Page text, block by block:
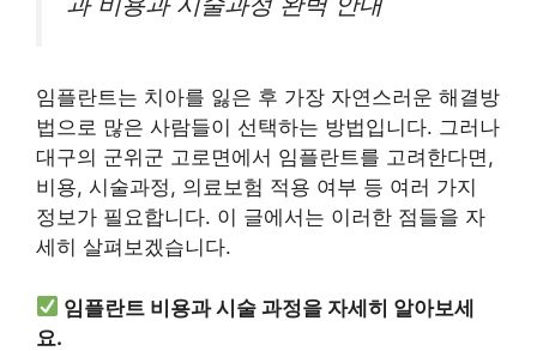
임플란트는 치아를 잃은 후 가장 자연스러운 해결방
법으로 많은 사람들이 선택하는 방법입니다. 그러나
대구의 군위군 고로면에서 임플란트를 고려한다면,
비용, 시술과정, 의료보험 적용 여부 등 여러 가지
정보가 필요합니다. 이 글에서는 이러한 점들을 자
세히 살펴보겠습니다.
임플란트 비용과 시술 과정을 자세히 알아보세
요.